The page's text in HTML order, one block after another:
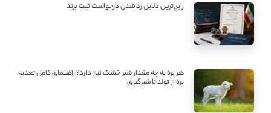
رایج‌ترین دلایل رد شدن درخواست ثبت برند
هر بره به چه مقدار شیر خشک نیاز دارد؟ راهنمای کامل تغذیه
بره از تولد تا شیرگیری